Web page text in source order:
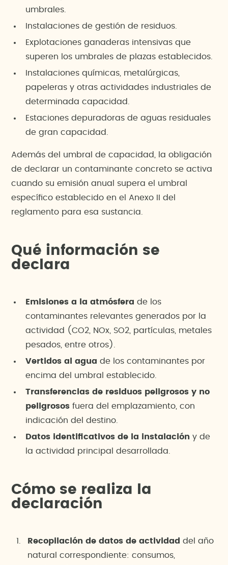
umbrales.
Instalaciones de gestión de residuos.
Explotaciones ganaderas intensivas que
superen los umbrales de plazas establecidos.
Instalaciones químicas, metalúrgicas,
papeleras y otras actividades industriales de
determinada capacidad.
Estaciones depuradoras de aguas residuales
de gran capacidad.
Además del umbral de capacidad, la obligación
de declarar un contaminante concreto se activa
cuando su emisión anual supera el umbral
específico establecido en el Anexo II del
reglamento para esa sustancia.
Qué información se
declara
Emisiones a la atmósfera de los
contaminantes relevantes generados por la
actividad (CO2, NOx, SO2, partículas, metales
pesados, entre otros).
Vertidos al agua de los contaminantes por
encima del umbral establecido.
Transferencias de residuos peligrosos y no
peligrosos fuera del emplazamiento, con
indicación del destino.
Datos identificativos de la instalación y de
la actividad principal desarrollada.
Cómo se realiza la
declaración
Recopilación de datos de actividad del año
natural correspondiente: consumos,